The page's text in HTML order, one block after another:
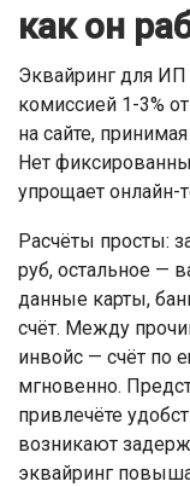
как он
Эквайринг для ИП
комиссией 1-3%
на сайте,
Нет
упрощает онлайн-
Расчёты просты:
руб, остальное —
данные карты,
счёт. Между
инвойс — счёт по
мгновенно.
привлечёте
возникают
эквайринг